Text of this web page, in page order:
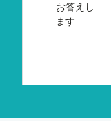
お答えし
ます